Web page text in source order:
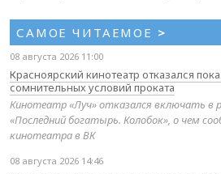
САМОЕ ЧИТАЕМОЕ >
08 августа 2026 11:00
Красноярский кинотеатр отказался
сомнительных условий проката
Кинотеатр «Луч» отказался включать в
«Последний богатырь. Колобок», о чем
кинотеатра в ВК
08 августа 2026 14:46